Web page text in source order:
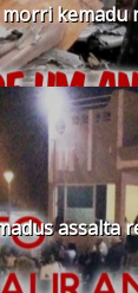
kemadu
assalta